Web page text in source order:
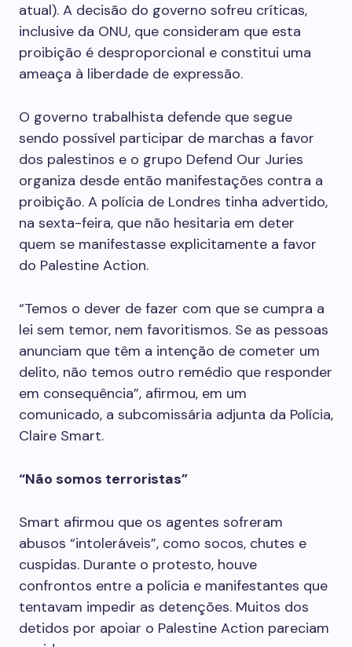
atual). A decisão do governo sofreu críticas,
inclusive da ONU, que consideram que esta
proibição é desproporcional e constitui uma
ameaça à liberdade de expressão.
O governo trabalhista defende que segue
sendo possível participar de marchas a favor
dos palestinos e o grupo Defend Our Juries
organiza desde então manifestações contra a
proibição. A polícia de Londres tinha advertido,
na sexta-feira, que não hesitaria em deter
quem se manifestasse explicitamente a favor
do Palestine Action.
“Temos o dever de fazer com que se cumpra a
lei sem temor, nem favoritismos. Se as pessoas
anunciam que têm a intenção de cometer um
delito, não temos outro remédio que responder
em consequência”, afirmou, em um
comunicado, a subcomissária adjunta da Polícia,
Claire Smart.
“Não somos terroristas”
Smart afirmou que os agentes sofreram
abusos “intoleráveis”, como socos, chutes e
cuspidas. Durante o protesto, houve
confrontos entre a polícia e manifestantes que
tentavam impedir as detenções. Muitos dos
detidos por apoiar o Palestine Action pareciam